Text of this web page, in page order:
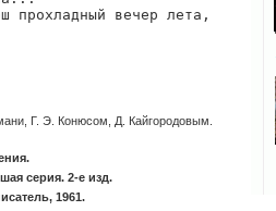
прохладный вечер лета,
Г. Э. Конюсом, Д. Кайгородовым.
серия. 2-е изд.
1961.